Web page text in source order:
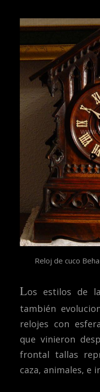
Reloj de cuco
Los estilos de
también
relojes con
que vinieron
frontal tallas
caza, animales, e